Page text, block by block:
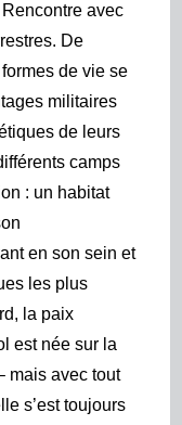
avec
De
de vie se
militaires
de leurs
camps
: un habitat
en son sein et
les plus
la paix
est née sur la
mais avec tout
s’est toujours